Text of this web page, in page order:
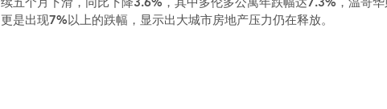
更是出现7%以上的跌幅，显示出大城市房地产压力仍在释放。